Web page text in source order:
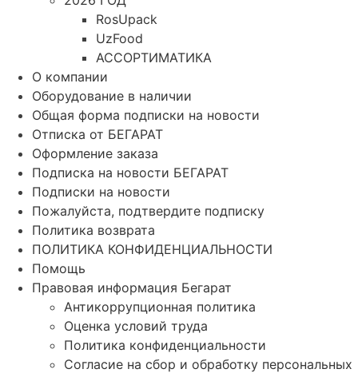
RosUpack
UzFood
АССОРТИМАТИКА
О компании
Оборудование в наличии
Общая форма подписки на новости
Отписка от БЕГАРАТ
Оформление заказа
Подписка на новости БЕГАРАТ
Подписки на новости
Пожалуйста, подтвердите подписку
Политика возврата
ПОЛИТИКА КОНФИДЕНЦИАЛЬНОСТИ
Помощь
Правовая информация Бегарат
Антикоррупционная политика
Оценка условий труда
Политика конфиденциальности
Согласие на сбор и обработку персональных